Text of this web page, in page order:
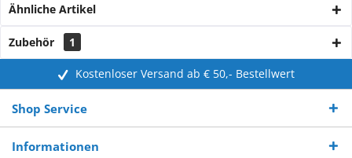
Ähnliche Artikel
Zubehör 1
Kostenloser Versand ab € 50,- Bestellwert
Shop Service
Informationen